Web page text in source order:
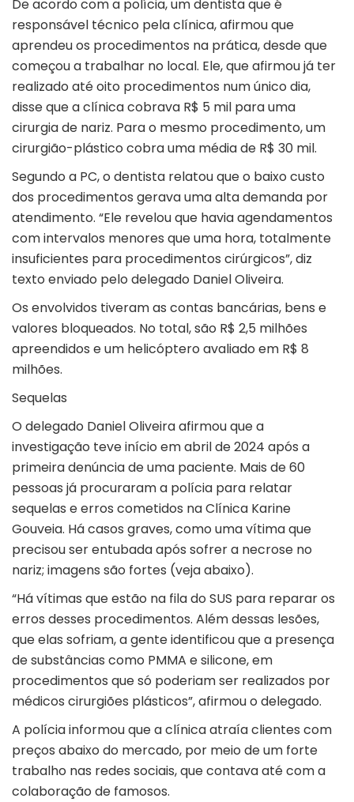
De acordo com a polícia, um dentista que é
responsável técnico pela clínica, afirmou que
aprendeu os procedimentos na prática, desde que
começou a trabalhar no local. Ele, que afirmou já ter
realizado até oito procedimentos num único dia,
disse que a clínica cobrava R$ 5 mil para uma
cirurgia de nariz. Para o mesmo procedimento, um
cirurgião-plástico cobra uma média de R$ 30 mil.
Segundo a PC, o dentista relatou que o baixo custo
dos procedimentos gerava uma alta demanda por
atendimento. “Ele revelou que havia agendamentos
com intervalos menores que uma hora, totalmente
insuficientes para procedimentos cirúrgicos”, diz
texto enviado pelo delegado Daniel Oliveira.
Os envolvidos tiveram as contas bancárias, bens e
valores bloqueados. No total, são R$ 2,5 milhões
apreendidos e um helicóptero avaliado em R$ 8
milhões.
Sequelas
O delegado Daniel Oliveira afirmou que a
investigação teve início em abril de 2024 após a
primeira denúncia de uma paciente. Mais de 60
pessoas já procuraram a polícia para relatar
sequelas e erros cometidos na Clínica Karine
Gouveia. Há casos graves, como uma vítima que
precisou ser entubada após sofrer a necrose no
nariz; imagens são fortes (veja abaixo).
“Há vítimas que estão na fila do SUS para reparar os
erros desses procedimentos. Além dessas lesões,
que elas sofriam, a gente identificou que a presença
de substâncias como PMMA e silicone, em
procedimentos que só poderiam ser realizados por
médicos cirurgiões plásticos”, afirmou o delegado.
A polícia informou que a clínica atraía clientes com
preços abaixo do mercado, por meio de um forte
trabalho nas redes sociais, que contava até com a
colaboração de famosos.